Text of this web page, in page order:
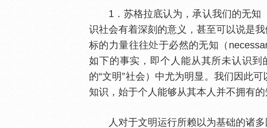
1．苏格拉底认为，承认我们的无知（
识社会有着深刻的意义，甚至可以说是
标的力量往往
于必然的无知（
如下的事实，即个人能从其所未认识
的“文明”社会）中尤为明显。我们因此
知识，始于个人能够从其本人并不拥有
人对于文明运行所赖以为基础的诸多